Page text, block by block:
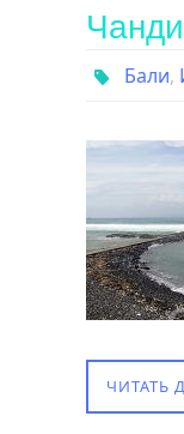
Бали,
ЧИТАТЬ